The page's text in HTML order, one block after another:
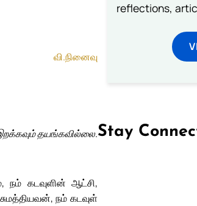
வி.நினைவு
தயங்கவில்லை.
கடவுளின் ஆட்சி,
நம் கடவுள்
reflections,
Stay
Follow us on Facebook